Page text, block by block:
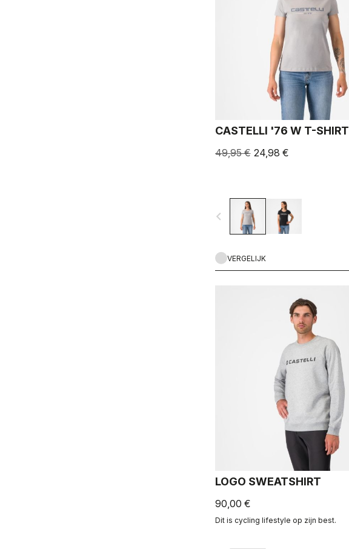
CASTELLI '76 W T-SHIRT
49,95 € 24,98 €
navigate_before
VERGELIJK
LOGO SWEATSHIRT
90,00 €
Dit is cycling lifestyle op zijn best.